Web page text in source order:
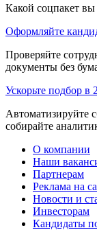
Какой соцпакет
Оформляйте
Проверяйте
документы без
Ускорьте подбор в
Автоматизируйте
собирайте
О компании
Наши
Партнерам
Реклама на
Новости и
Инвесторам
Кандидаты